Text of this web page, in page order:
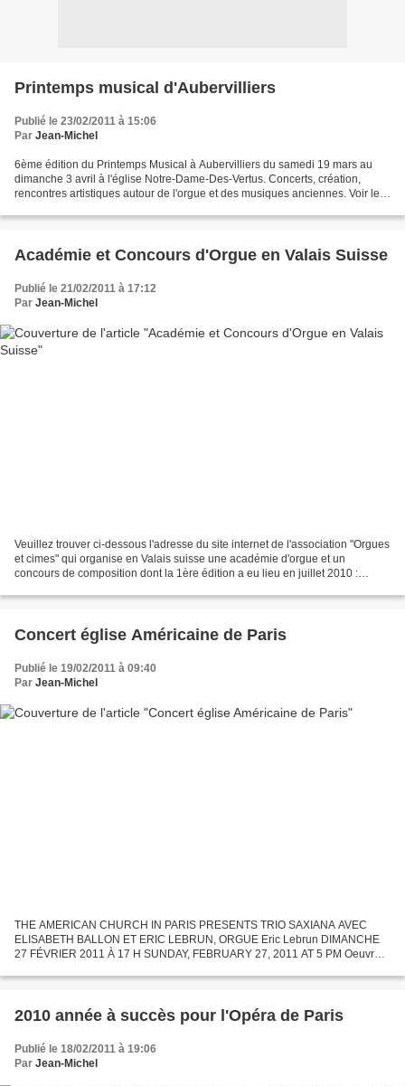
Printemps musical d'Aubervilliers
Publié le 23/02/2011 à 15:06
Par Jean-Michel
6ème édition du Printemps Musical à Aubervilliers du samedi 19 mars au
dimanche 3 avril à l'église Notre-Dame-Des-Vertus. Concerts, création,
rencontres artistiques autour de l'orgue et des musiques anciennes. Voir le
Académie et Concours d'Orgue en Valais Suisse
Publié le 21/02/2011 à 17:12
Par Jean-Michel
Veuillez trouver ci-dessous l'adresse du site internet de l'association "Orgues
et cimes" qui organise en Valais suisse une académie d'orgue et un
concours de composition dont la 1ère édition a eu lieu en juillet 2010 :
Concert église Américaine de Paris
Publié le 19/02/2011 à 09:40
Par Jean-Michel
THE AMERICAN CHURCH IN PARIS PRESENTS TRIO SAXIANA AVEC
ELISABETH BALLON ET ERIC LEBRUN, ORGUE Eric Lebrun DIMANCHE
27 FÉVRIER 2011 À 17 H SUNDAY, FEBRUARY 27, 2011 AT 5 PM Oeuvres
Sharafyan,...
2010 année à succès pour l'Opéra de Paris
Publié le 18/02/2011 à 19:06
Par Jean-Michel